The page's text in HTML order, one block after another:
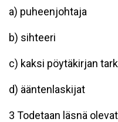
a) puheenjohtaja
b) sihteeri
c) kaksi pöytäkirjan
d) ääntenlaskijat
3 Todetaan läsnä